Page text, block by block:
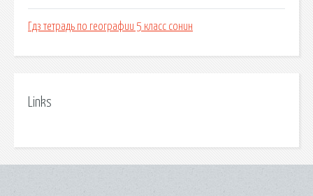
Гдз тетрадь по географии 5 класс сонин
Links